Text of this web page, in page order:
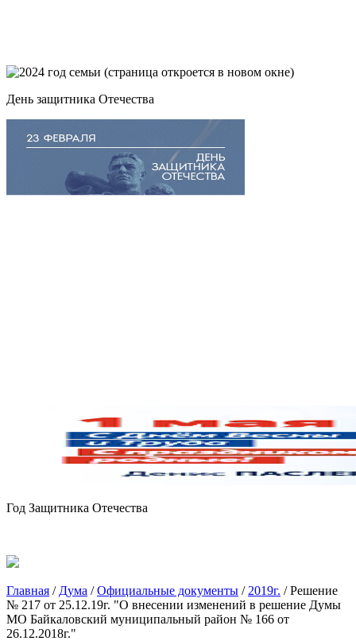
День защитника Отечества
Год Защитника Отечества
Главная / Дума /Официальные документы / 2019г. /Решение
№ 217 от 25.12.19г. "О внесении изменений в решение Думы
МО Байкаловский муниципальный район № 166 от
26.12.2018г."